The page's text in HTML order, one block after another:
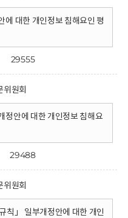
에 대한 개인정보 침해요인 평
29555
위원회
정안에 대한 개인정보 침해요
29488
위원회
칙」 일부개정안에 대한 개인